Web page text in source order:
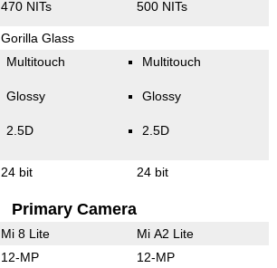
470 NITs 500 NITs
Gorilla Glass
Multitouch
Glossy
2.5D
Multitouch
Glossy
2.5D
24 bit 24 bit
Primary Camera
Mi 8 Lite Mi A2 Lite
12-MP 12-MP